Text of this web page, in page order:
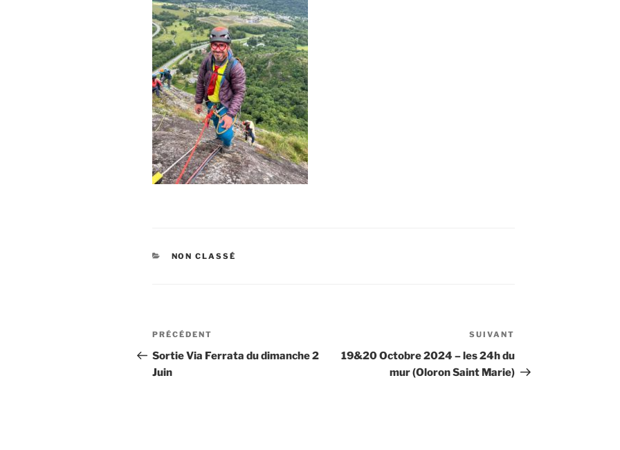
CATÉGORIES
NON CLASSÉ
Navigation
de
l’article
Article
précédent
PRÉCÉDENT
Sortie Via Ferrata du dimanche 2
Juin
suivant
SUIVANT
19&20 Octobre 2024 – les 24h du
mur (Oloron Saint Marie)